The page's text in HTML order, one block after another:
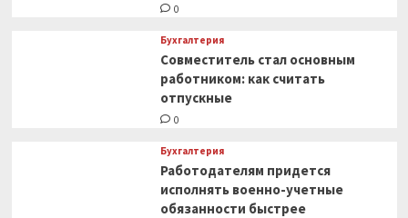
0
Бухгалтерия
Совместитель стал основным
работником: как считать
отпускные
0
Бухгалтерия
Работодателям придется
исполнять военно-учетные
обязанности быстрее